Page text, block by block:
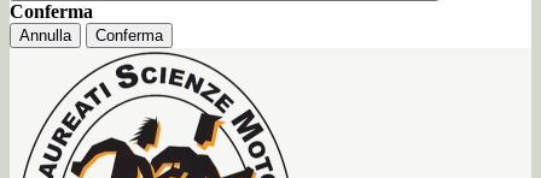
Conferma
Annulla Conferma